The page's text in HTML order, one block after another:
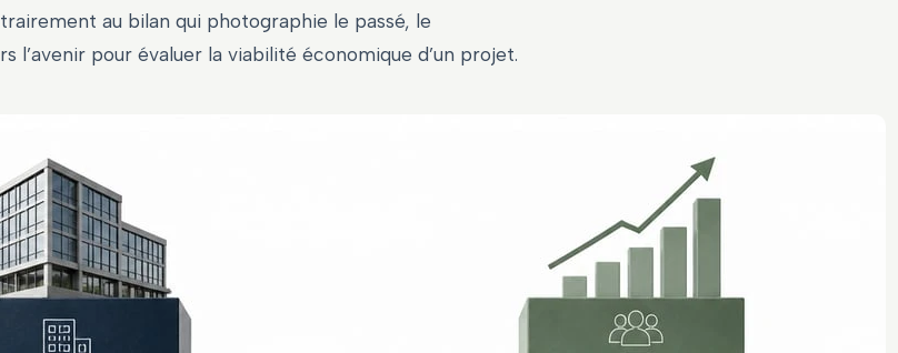
au bilan qui photographie le passé, le
l’avenir pour évaluer la viabilité économique d’un projet.